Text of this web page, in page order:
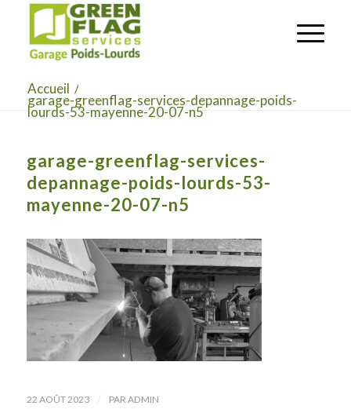
Accueil /
garage-greenflag-services-depannage-poids-
lourds-53-mayenne-20-07-n5
garage-greenflag-services-
depannage-poids-lourds-53-
mayenne-20-07-n5
22 AOÛT 2023 / PARADMIN